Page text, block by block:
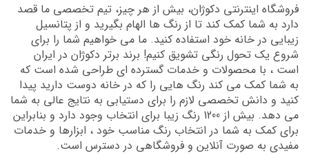
فروشگاه اینترنتی دکوژان، بیش از هر چیز، تیم تخصصی ما قصد
دارد به شما کمک کند تا از رنگ ها الهام بگیرید و از پتانسیل
زیبایی در خانه خود استفاده کنید. ما می خواهیم شما را برای
شروع یک تحول رنگی تشویق کنیم! برند برتر دکوژان در ایران
است ، با محصولات و خدمات گسترده ای طراحی شده است که
به شما کمک می کند رنگ هایی را که در خانه دوست دارید پیدا
کنید و دانش تخصصی لازم را برای دستیابی به نتایج عالی به شما
می دهد. بیش از 1200 رنگ زیبا برای انتخاب وجود دارد و بنابراین
برای کمک به شما در انتخاب رنگ مناسب خود ، ابزارها و خدمات
مفیدی به صورت آنلاین و فروشگاهی در دسترس است.